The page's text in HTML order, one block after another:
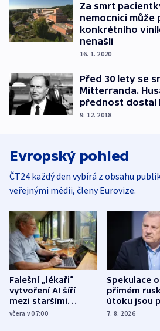
Za smrt
nemocnici může
konkrétního
nenašli
16. 1. 2020
Před 30 lety se
Mitterranda.
přednost dostal
9. 12. 2018
Evropský pohled
ČT24 každý den vybírá z obsahu
veřejnými médii, členy Eurovize.
Falešní „lékaři“
vytvoření AI šíří
mezi staršími
Poláky nebezpečné
včera v 07:00
Spekulace o
přímém
útoku jsou
míní
7. 8. 2026